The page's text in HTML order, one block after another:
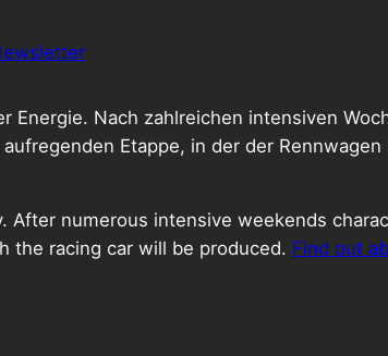
Energie. Nach zahlreichen intensiven
Etappe, in der der
After numerous intensive weekends
the racing car will be produced. Find out